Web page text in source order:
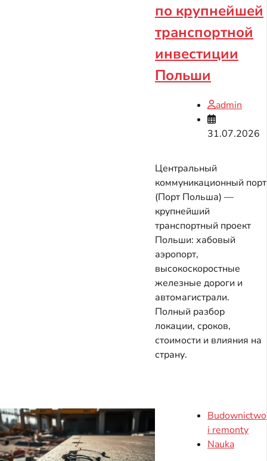
по крупнейшей
транспортной
инвестиции
Польши
admin
31.07.2026
Центральный
коммуникационный порт
(Порт Польша) —
крупнейший
транспортный проект
Польши: хабовый
аэропорт,
высокоскоростные
железные дороги и
автомагистрали.
Полный разбор
локации, сроков,
стоимости и влияния на
страну.
Budownictwo
i remonty
Nauka